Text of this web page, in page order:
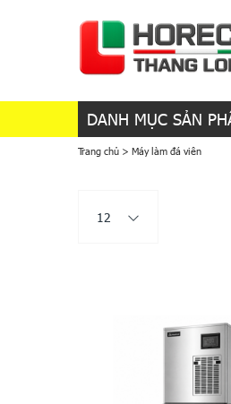
DANH MỤC SẢN
Trang chủ > Máy làm đá viên
12